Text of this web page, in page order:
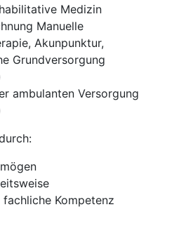
Medizin
Manuelle
Akunpunktur,
Grundversorgung
ambulanten Versorgung
Kompetenz